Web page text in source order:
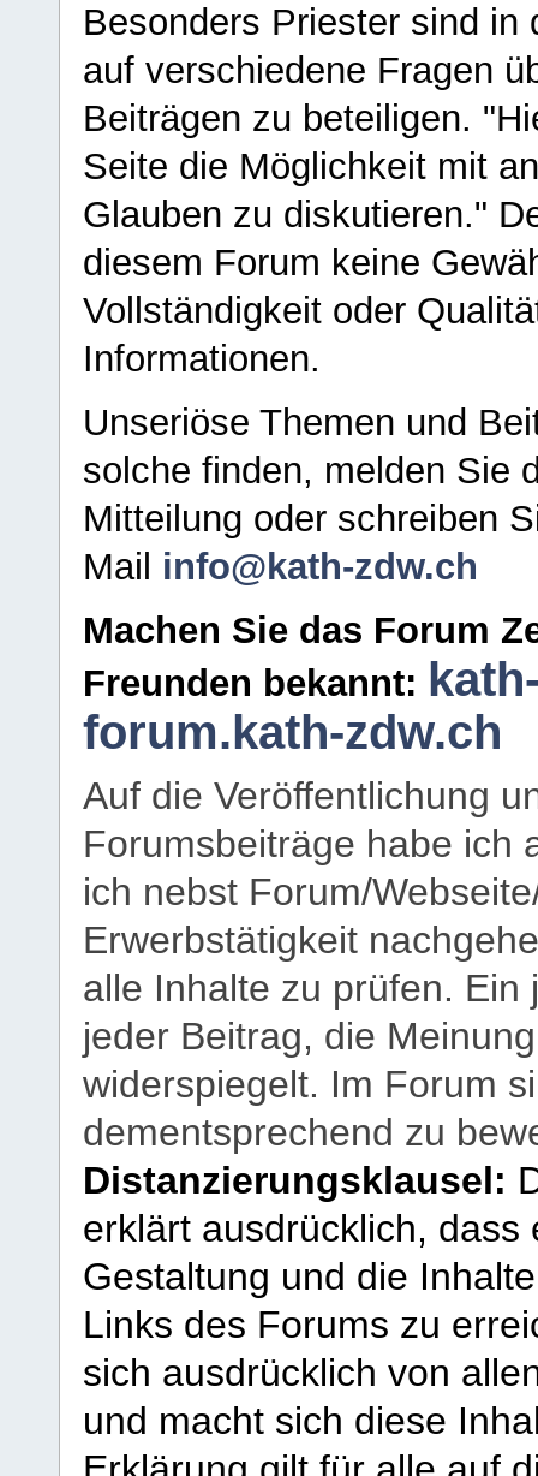
Besonders Priester sind in
auf verschiedene Fragen
Beiträgen zu beteiligen.
Seite die Möglichkeit mit
Glauben zu diskutieren."
diesem Forum keine
Vollständigkeit oder
Informationen.
Unseriöse Themen und
solche finden, melden Sie
Mitteilung oder schreiben
Mail info@kath-zdw.ch
Machen Sie das Forum
Freunden bekannt:
forum.kath-zdw.ch
Auf die Veröffentlichung
Forumsbeiträge habe ich
ich nebst Forum/
Erwerbstätigkeit
alle Inhalte zu prüfen.
jeder Beitrag, die
widerspiegelt. Im Forum
dementsprechend zu
Distanzierungsklausel:
erklärt ausdrücklich,
Gestaltung und die
Links des Forums zu
sich ausdrücklich von
und macht sich diese